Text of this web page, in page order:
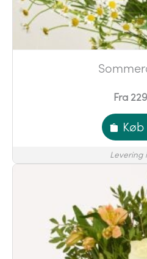
Fra
Levering